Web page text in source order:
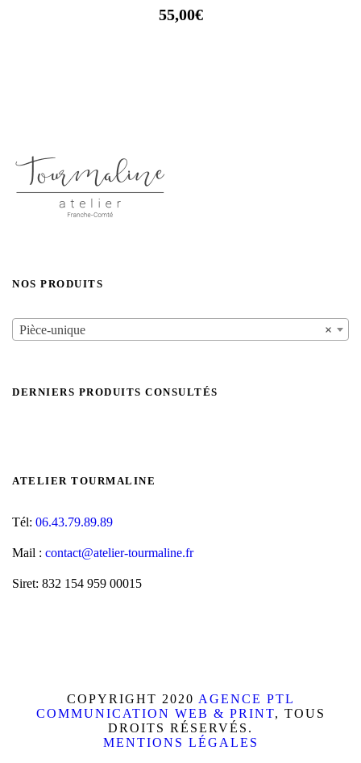
55,00€
NOS PRODUITS
×
Pièce-unique
DERNIERS PRODUITS CONSULTÉS
ATELIER TOURMALINE
Tél: 06.43.79.89.89
Mail : contact@atelier-tourmaline.fr
Siret: 832 154 959 00015
COPYRIGHT 2020 AGENCE PTL
COMMUNICATION WEB & PRINT, TOUS
DROITS RÉSERVÉS.
MENTIONS LÉGALES